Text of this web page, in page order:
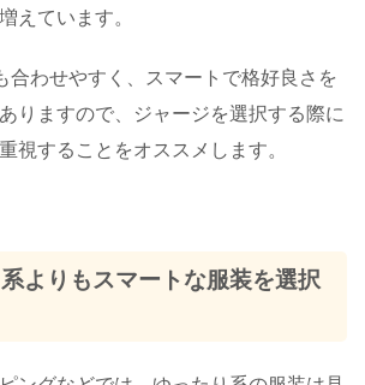
えています。
合わせやすく、スマートで格好良さを
りますので、ジャージを選択する際に
視することをオススメします。
よりもスマートな服装を選択